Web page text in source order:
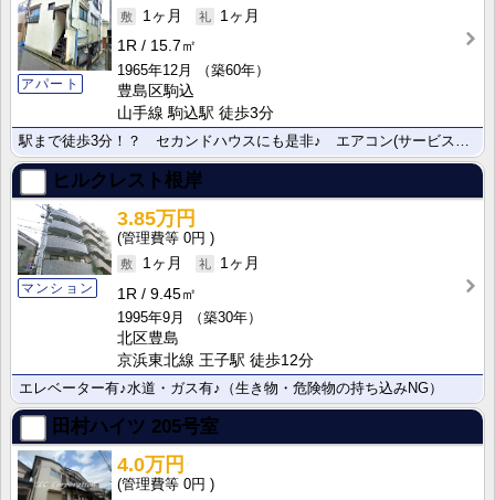
アパート
1ヶ月
1ヶ月
1R
15.7㎡
1965年12月
（築60年）
豊島区駒込
山手線 駒込駅 徒歩3分
駅まで徒歩3分！？ セカンドハウスにも是非♪ エアコン(サービス品)♪
ヒルクレスト根岸
マンション
3.85万円
0円
1ヶ月
1ヶ月
1R
9.45㎡
1995年9月
（築30年）
北区豊島
京浜東北線 王子駅 徒歩12分
エレベーター有♪水道・ガス有♪（生き物・危険物の持ち込みNG）
田村ハイツ 205号室
4.0万円
0円